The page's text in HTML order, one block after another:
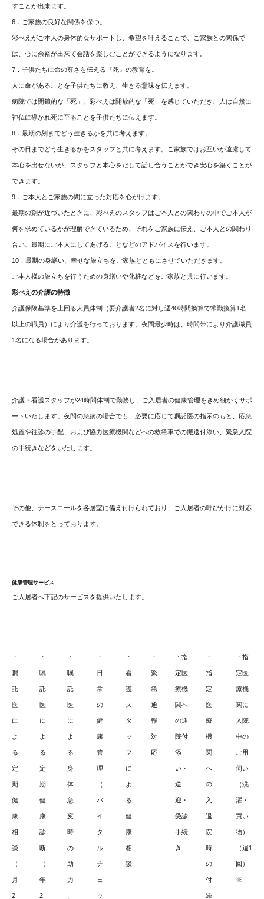
すことが出来ます。
6．ご家族の良好な関係を保つ。
彩べえがご本人の身体的なサポートし、希望を叶えることで、ご家族との関係で
は、心に余裕が出来て会話を楽しむことができるようになります。
7．子供たちに命の尊さを伝える『死』の教育を。
人に命があることを子供たちに教え、生きる意味を伝えます。
病院では閉鎖的な「死」、彩べえは開放的な「死」を感じていただき、人は自然に
神仏に導かれ死に至ることを子供たちに伝えます。
8．最期の刻までどう生きるかを共に考えます。
その日までどう生きるかをスタッフと共に考えます。ご家族ではお互いが遠慮して
本心を出せないが、スタッフと本心をだして話し合うことができ安心を築くことが
できます。
9．ご本人とご家族の間に立った対応を心がけます。
最期の刻が近づいたときに、彩べえのスタッフはご本人との関わりの中でご本人が
何を求めているかが理解できているため、それをご家族に伝え、ご本人との関わり
合い、最期にご本人にしてあげることなどのアドバイスを行います。
10．最期の身繕い、幸せな旅立ちをご家族とともにさせていただきます。
ご本人様の旅立ちを行うための身繕いや化粧などをご家族と共に行います。
彩べえの介護の特徴
介護保険基準を上回る人員体制（要介護者2名に対し週40時間換算で常勤換算1名
以上の職員）により介護を行っております。夜間最少時は、時間帯により介護職員
1名になる場合があります。
介護・看護スタッフが24時間体制で勤務し、ご入居者の健康管理をきめ細かくサポ
ートいたします。夜間の急病の場合でも、必要に応じて嘱託医の指示のもと、応急
処置や往診の手配、および協力医療機関などへの救急車での搬送付添い、緊急入院
の手続きなどをいたします。
その他、ナースコールを各居室に備え付けられており、ご入居者の呼びかけに対応
できる体制をとっております。
健康管理サービス
ご入居者へ下記のサービスを提供いたします。
・
嘱
託
医
に
よ
る
定
期
健
康
相
談
（
月
2
・
嘱
託
医
に
よ
る
定
期
健
康
診
断
（
年
2
・
嘱
託
医
に
よ
る
身
体
急
変
時
の
助
力
・
日
常
の
健
康
管
理
（
バ
イ
タ
ル
チ
ェ
ッ
・
看
護
ス
タ
ッ
フ
に
よ
る
健
康
相
談
・
緊
急
通
報
対
応
・指
定医
療機
関へ
の通
院付
添
い・
送
迎・
受診
手続
き
・
指
定
医
療
機
関
へ
の
入
退
院
時
の
付
添
・指
定医
療機
関に
入院
中の
ご用
伺い
（洗
濯・
買い
物）
（週1
回）
※